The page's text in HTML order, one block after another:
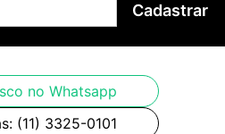
Cadastrar
no Whatsapp
(11) 3325-0101